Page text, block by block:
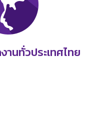
านทั่วประเทศไทย